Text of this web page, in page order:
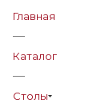
Главная
—
Каталог
—
Столы